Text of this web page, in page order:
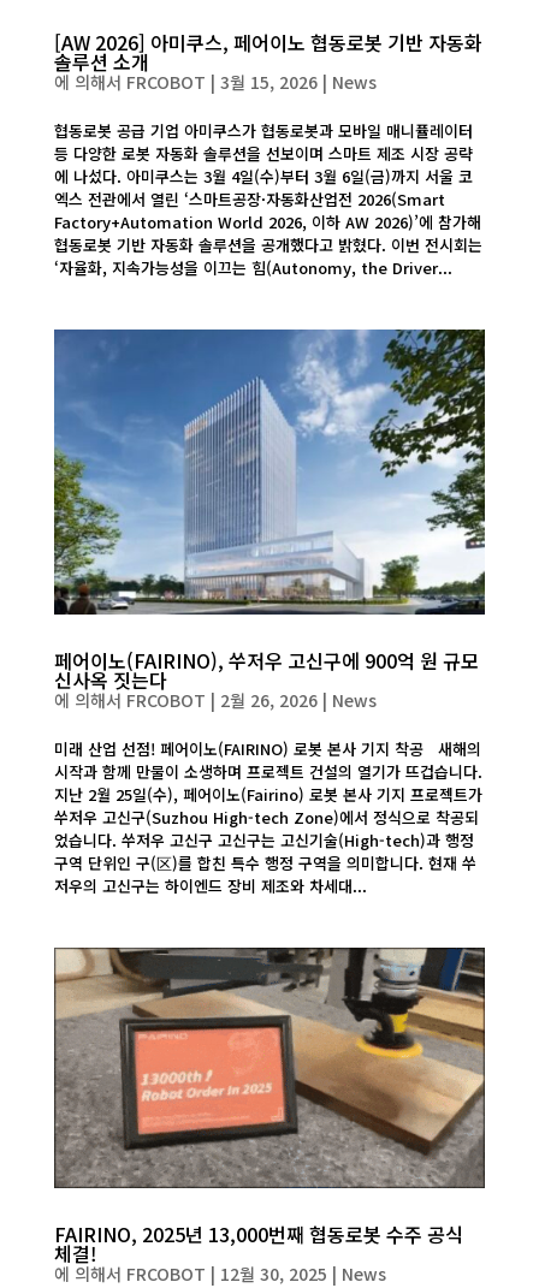
[AW 2026] 아미쿠스, 페어이노 협동로봇 기반 자동화
솔루션 소개
에 의해서 FRCOBOT | 3월 15, 2026| News
협동로봇 공급 기업 아미쿠스가 협동로봇과 모바일 매니퓰레이터
등 다양한 로봇 자동화 솔루션을 선보이며 스마트 제조 시장 공략
에 나섰다. 아미쿠스는 3월 4일(수)부터 3월 6일(금)까지 서울 코
엑스 전관에서 열린 ‘스마트공장·자동화산업전 2026(Smart
Factory+Automation World 2026, 이하 AW 2026)’에 참가해
협동로봇 기반 자동화 솔루션을 공개했다고 밝혔다. 이번 전시회는
‘자율화, 지속가능성을 이끄는 힘(Autonomy, the Driver...
페어이노(FAIRINO), 쑤저우 고신구에 900억 원 규모
신사옥 짓는다
에 의해서 FRCOBOT | 2월 26, 2026| News
미래 산업 선점! 페어이노(FAIRINO) 로봇 본사 기지 착공 새해의
시작과 함께 만물이 소생하며 프로젝트 건설의 열기가 뜨겁습니다.
지난 2월 25일(수), 페어이노(Fairino) 로봇 본사 기지 프로젝트가
쑤저우 고신구(Suzhou High-tech Zone)에서 정식으로 착공되
었습니다. 쑤저우 고신구 고신구는 고신기술(High-tech)과 행정
구역 단위인 구(区)를 합친 특수 행정 구역을 의미합니다. 현재 쑤
저우의 고신구는 하이엔드 장비 제조와 차세대...
FAIRINO, 2025년 13,000번째 협동로봇 수주 공식
체결!
에 의해서 FRCOBOT | 12월 30, 2025 | News